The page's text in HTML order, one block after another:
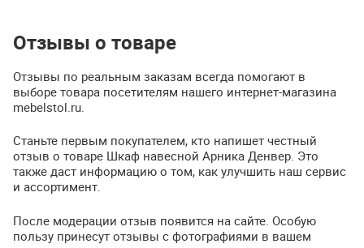
Отзывы о товаре
Отзывы по реальным заказам всегда помогают в
выборе товара посетителям нашего интернет-магазина
mebelstol.ru.
Станьте первым покупателем, кто напишет честный
отзыв о товаре Шкаф навесной Арника Денвер. Это
также даст информацию о том, как улучшить наш сервис
и ассортимент.
После модерации отзыв появится на сайте. Особую
пользу принесут отзывы с фотографиями в вашем